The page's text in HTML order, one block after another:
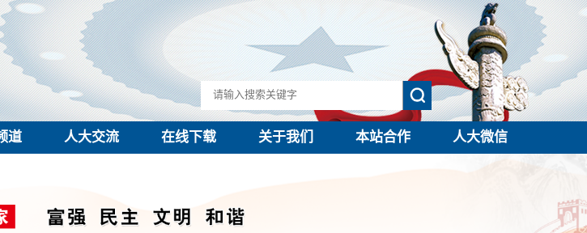
道 人大交流 在线下载 关于我们 本站合作 人大微信